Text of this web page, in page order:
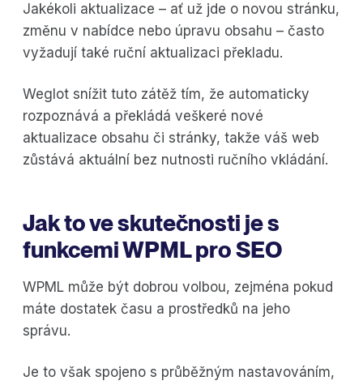
Jakékoli aktualizace – ať už jde o novou stránku,
změnu v nabídce nebo úpravu obsahu – často
vyžadují také ruční aktualizaci překladu.
Weglot snížit tuto zátěž tím, že automaticky
rozpoznává a překládá veškeré nové
aktualizace obsahu či stránky, takže váš web
zůstává aktuální bez nutnosti ručního vkládání.
Jak to ve skutečnosti je s
funkcemi WPML pro SEO
WPML může být dobrou volbou, zejména pokud
máte dostatek času a prostředků na jeho
správu.
Je to však spojeno s průběžným nastavováním,